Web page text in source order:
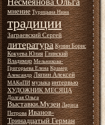
мнение Турицына Нина
традиции
Заграевский Сергей
литература Кунин Борис
Кокуева Юлия Глинский
Владимир Мельникова-
Григорьева Елена Крамер
Александр Ляпин Алексей
МАКиПИ музыка интервью
ХУДОЖНИК МЕСЯЦА
Долгая Ольга
Выставки.Музеи Лариса
Петрова Иванов-
Тринадцатый Герман